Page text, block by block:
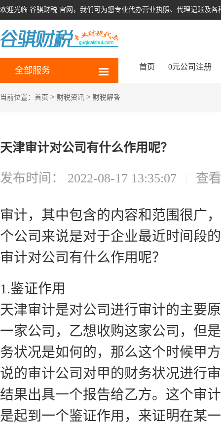
欢迎光临 谷骐财税 官网，我们可为您专业代办营业执照、代理记账及各
全部服务 首页 0元公司注册
当前位置： 首页 > 财税资讯 > 财税解答
天津审计对公司有什么作用呢？
发布时间： 2022-08-17 13:35:07 查
审计，其中包含的内容和范围很广
个公司来说是对于企业最近时间段
审计对公司有什么作用呢？
1.鉴证作用
天津审计是对公司进行审计的主要
一家公司，乙想收购这家公司，但
务状况是如何的，那么这个时候甲
说的审计公司对甲的财务状况进行
结果出具一个报告给乙方。这个审
是起到一个鉴证作用，来证明在某